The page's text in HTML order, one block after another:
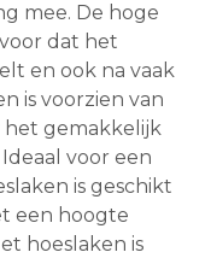
mee. De hoge
dat het
en ook na vaak
is voorzien van
het gemakkelijk
voor een
is geschikt
een hoogte
hoeslaken is